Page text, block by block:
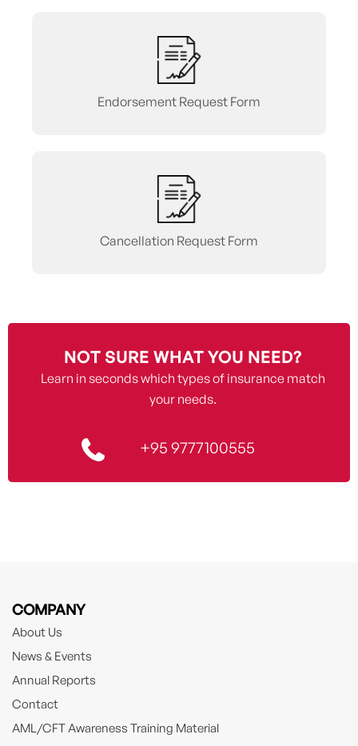
Endorsement Request Form
Cancellation Request Form
NOT SURE WHAT YOU NEED?
Learn in seconds which types of insurance match
your needs.
+95 9777100555
COMPANY
About Us
News & Events
Annual Reports
Contact
AML/CFT Awareness Training Material